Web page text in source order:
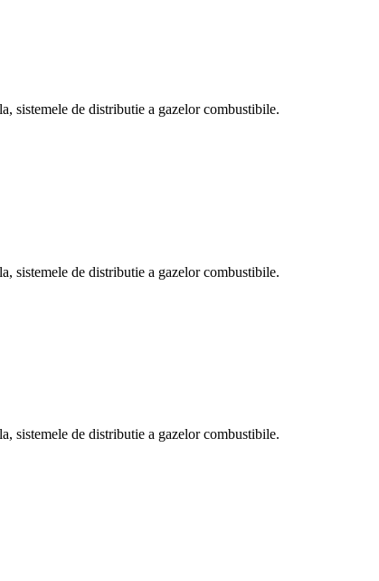
sistemele de distributie a gazelor combustibile.
sistemele de distributie a gazelor combustibile.
sistemele de distributie a gazelor combustibile.